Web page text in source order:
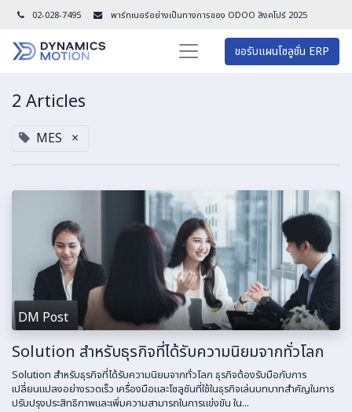
02-028-7495 พาร์ทเนอร์อย่างเป็นทางการของ ODOO สิงคโปร์ 2025
ขอรับแผนโซลูชั่น ERP
2 Articles
MES ×
DM Post
Solution สำหรับธุรกิจที่ได้รับความนิยมจากทั่วโลก
Solution สำหรับธุรกิจที่ได้รับความนิยมจากทั่วโลก ธุรกิจต้องรับมือกับการ
เปลี่ยนแปลงอย่างรวดเร็ว เครื่องมือและโซลูชันที่ใช้ในธุรกิจเล่นบทบาทสำคัญในการ
ปรับปรุงประสิทธิภาพและเพิ่มความสามารถในการแข่งขัน ใน...